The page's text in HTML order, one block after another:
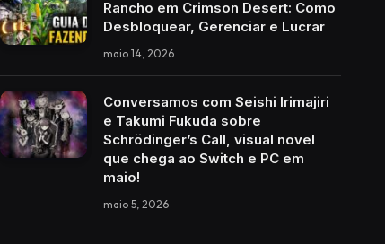
Rancho em Crimson Desert: Como
Desbloquear, Gerenciar e Lucrar
maio 14, 2026
Conversamos com Seishi Irimajiri
e Takumi Fukuda sobre
Schrödinger’s Call, visual novel
que chega ao Switch e PC em
maio!
maio 5, 2026